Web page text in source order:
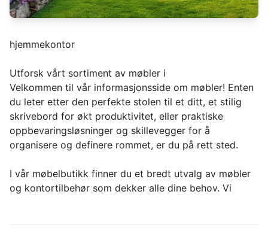
hjemmekontor
Utforsk vårt sortiment av møbler i
Velkommen til vår informasjonsside om møbler! Enten
du leter etter den perfekte stolen til et ditt, et stilig
skrivebord for økt produktivitet, eller praktiske
oppbevaringsløsninger og skillevegger for å
organisere og definere rommet, er du på rett sted.
I vår møbelbutikk finner du et bredt utvalg av møbler
og kontortilbehør som dekker alle dine behov. Vi